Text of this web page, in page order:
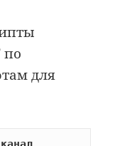
по
для